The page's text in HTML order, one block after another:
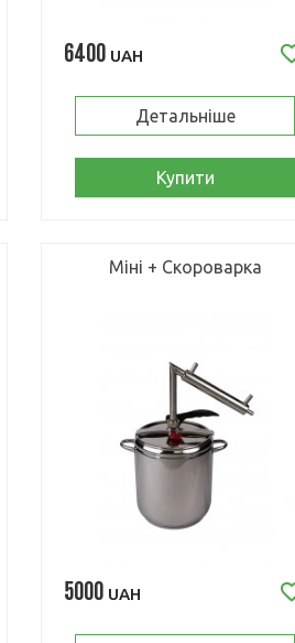
6400UAH
Детальніше
Купити
Міні + Скороварка
5000UAH